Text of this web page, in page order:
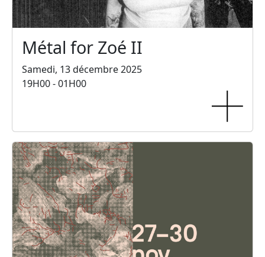
Métal for Zoé II
Samedi, 13 décembre 2025
19H00 - 01H00